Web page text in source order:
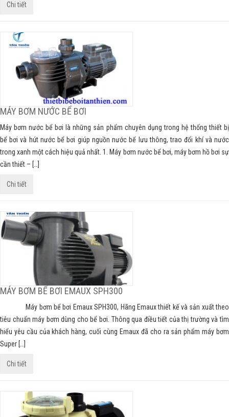
Chi tiết
MÁY BƠM NƯỚC BỂ BƠI
Máy bơm nước bể bơi là những sản phẩm chuyên dụng trong hệ thống thiết bị
bể bơi và hút nước bể bơi giúp nguồn nước bể lưu thông, trao đổi khí và nước
trong xanh một cách hiệu quả nhất. 1. Máy bơm nước bể bơi, máy bơm hồ bơi sự
cần thiết – […]
Chi tiết
MÁY BƠM BỂ BƠI EMAUX SPH300
Máy bơm bể bơi Emaux SPH300, Hãng Emaux thiết kế và sản xuất theo
tiêu chuẩn máy bơm dùng cho bể bơi. Thông qua điều tiết của thị trường và tìm
hiểu yêu cầu của khách hàng, cuối cùng Emaux đã cho ra sản phẩm máy bơm
Super […]
Chi tiết